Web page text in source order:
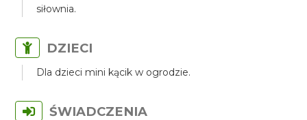
siłownia.
DZIECI
Dla dzieci mini kącik w ogrodzie.
ŚWIADCZENIA